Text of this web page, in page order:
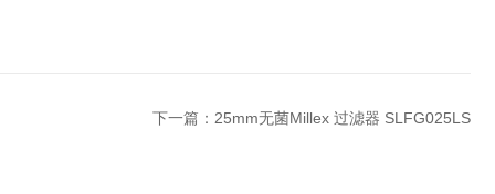
下一篇： 25mm无菌Millex 过滤器 SLFG025LS